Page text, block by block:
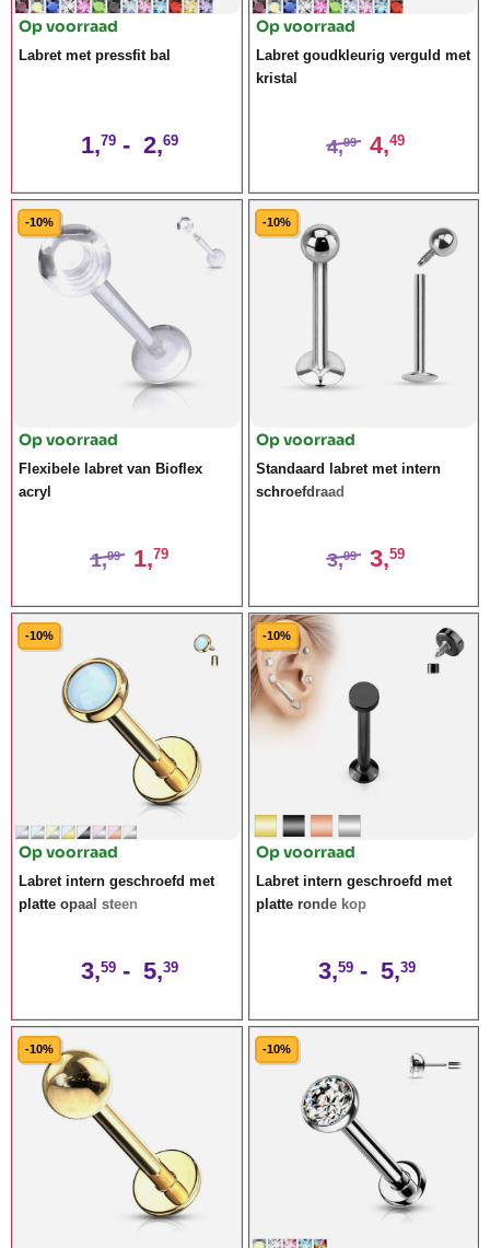
Op voorraad
Labret met pressfit bal
1,79 - 2,69
Op voorraad
Labret goudkleurig verguld met
kristal
4,99 4,49
-10%
Op voorraad
Flexibele labret van Bioflex
acryl
1,99 1,79
-10%
Op voorraad
Standaard labret met intern
schroefdraad
3,99 3,59
-10%
Op voorraad
Labret intern geschroefd met
platte opaal steen
3,59 - 5,39
-10%
Op voorraad
Labret intern geschroefd met
platte ronde kop
3,59 - 5,39
-10% -10%